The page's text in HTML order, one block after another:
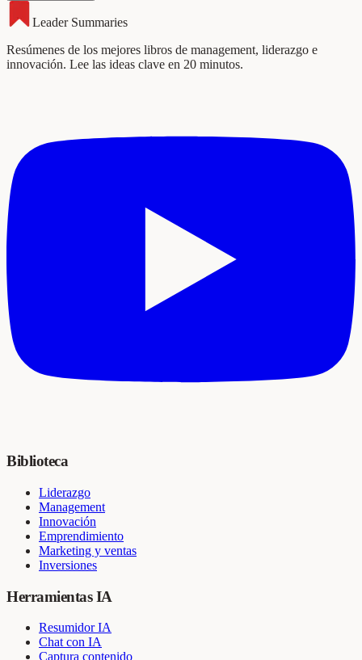
Leader Summaries
Resúmenes de los mejores libros de management, liderazgo e
innovación. Lee las ideas clave en 20 minutos.
Biblioteca
Liderazgo
Management
Innovación
Emprendimiento
Marketing y ventas
Inversiones
Herramientas IA
Resumidor IA
Chat con IA
Captura contenido